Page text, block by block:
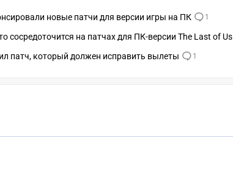
новые патчи для версии игры на ПК 1
сосредоточится на патчах для ПК-версии The Last of Us
патч, который должен исправить вылеты 1